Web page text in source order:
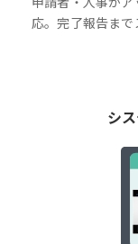
応。完了報告まで
シ